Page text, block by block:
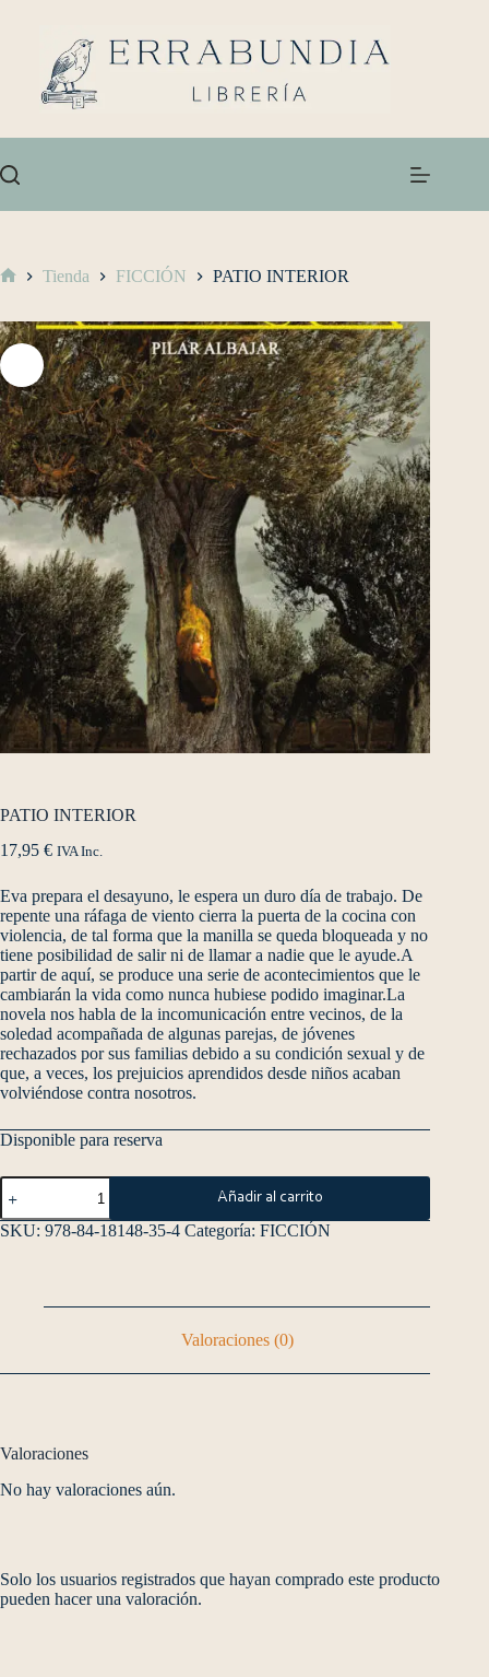
Tienda FICCIÓN PATIO INTERIOR
PATIO INTERIOR
17,95 € IVA Inc.
Eva prepara el desayuno, le espera un duro día de trabajo. De
repente una ráfaga de viento cierra la puerta de la cocina con
violencia, de tal forma que la manilla se queda bloqueada y no
tiene posibilidad de salir ni de llamar a nadie que le ayude.A
partir de aquí, se produce una serie de acontecimientos que le
cambiarán la vida como nunca hubiese podido imaginar.La
novela nos habla de la incomunicación entre vecinos, de la
soledad acompañada de algunas parejas, de jóvenes
rechazados por sus familias debido a su condición sexual y de
que, a veces, los prejuicios aprendidos desde niños acaban
volviéndose contra nosotros.
Disponible para reserva
Añadir al carrito
SKU: 978-84-18148-35-4 Categoría: FICCIÓN
Valoraciones (0)
Valoraciones
No hay valoraciones aún.
Solo los usuarios registrados que hayan comprado este producto
pueden hacer una valoración.